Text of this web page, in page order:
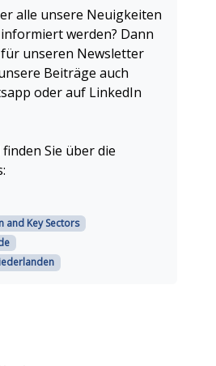
alle unsere Neuigkeiten
werden? Dann
für unseren Newsletter
Beiträge auch
oder auf LinkedIn
Sie über die
and Key Sectors